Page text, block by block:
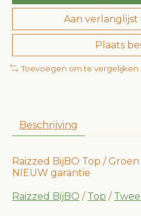
Aan
Plaats
Toevoegen om te vergelijken
Beschrijving
Raizzed BijBO Top /
NIEUW garantie
Raizzed BijBO / Top /